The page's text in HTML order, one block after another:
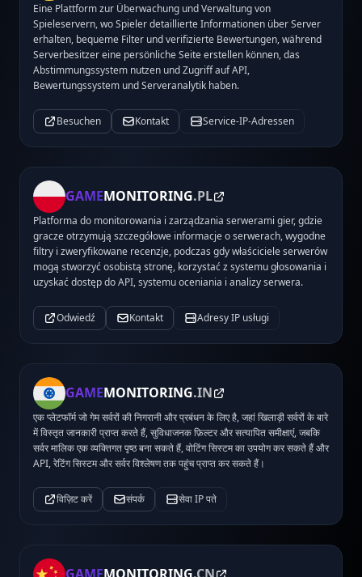
Eine Plattform zur Überwachung und Verwaltung von
Spieleservern, wo Spieler detaillierte Informationen über Server
erhalten, bequeme Filter und verifizierte Bewertungen, während
Serverbesitzer eine persönliche Seite erstellen können, das
Abstimmungssystem nutzen und Zugriff auf API,
Bewertungssystem und Serveranalytik haben.
Besuchen Kontakt Service-IP-Adressen
GAMEMONITORING.PL
Platforma do monitorowania i zarządzania serwerami gier, gdzie
gracze otrzymują szczegółowe informacje o serwerach, wygodne
filtry i zweryfikowane recenzje, podczas gdy właściciele serwerów
mogą stworzyć osobistą stronę, korzystać z systemu głosowania i
uzyskać dostęp do API, systemu oceniania i analizy serwera.
Odwiedź Kontakt Adresy IP usługi
GAMEMONITORING.IN
एक प्लेटफॉर्म जो गेम सर्वरों की निगरानी और प्रबंधन के लिए है, जहां खिलाड़ी सर्वरों के बारे
में विस्तृत जानकारी प्राप्त करते हैं, सुविधाजनक फ़िल्टर और सत्यापित समीक्षाएं, जबकि
सर्वर मालिक एक व्यक्तिगत पृष्ठ बना सकते हैं, वोटिंग सिस्टम का उपयोग कर सकते हैं और
API, रेटिंग सिस्टम और सर्वर विश्लेषण तक पहुंच प्राप्त कर सकते हैं।
विज़िट करें संपर्क सेवा IP पते